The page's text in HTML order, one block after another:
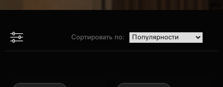
Сортировать по: